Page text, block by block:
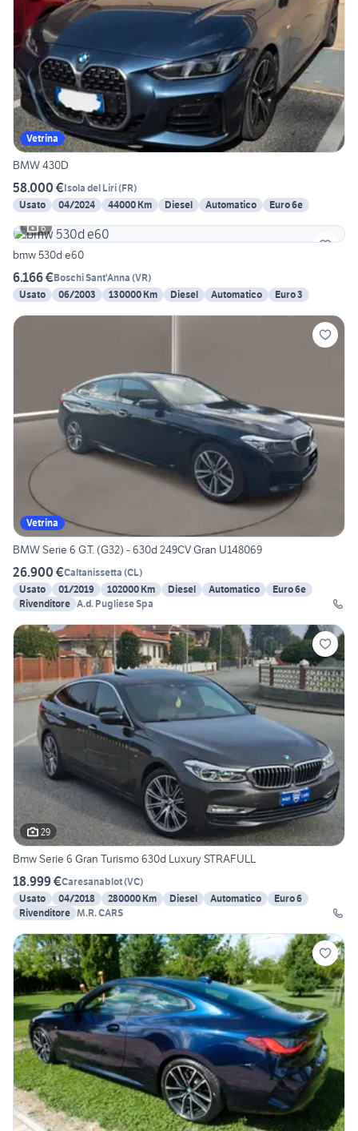
Vetrina
BMW 430D
58.000 €Isola del Liri(FR)
Usato
04/2024 44000 Km Diesel Automatico
Euro 6e
6
bmw 530d e60
6.166 €Boschi Sant'Anna (VR)
Usato
06/2003 130000 Km Diesel Automatico Euro 3
Vetrina
BMW Serie 6 G.T. (G32) - 630d 249CV Gran U148069
26.900 €Caltanissetta (CL)
Usato
01/2019 102000 Km Diesel Automatico
Euro 6e
Rivenditore A.d. Pugliese Spa
29
Bmw Serie 6 Gran Turismo 630d Luxury STRAFULL
18.999 €Caresanablot(VC)
Usato
04/2018 280000 Km Diesel Automatico
Euro 6
Rivenditore M.R. CARS